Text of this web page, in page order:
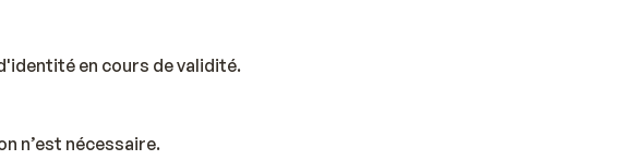
en cours de validité.
n’est nécessaire.